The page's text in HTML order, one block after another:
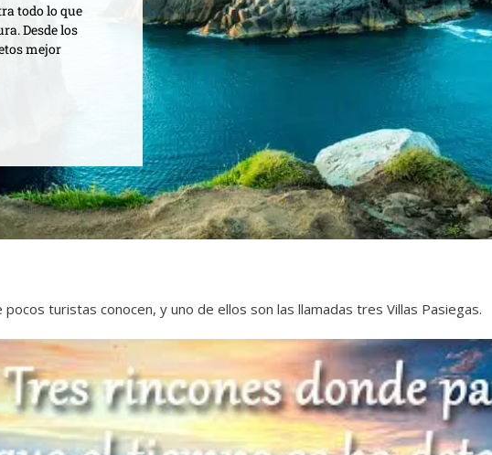
todo lo que
Desde los
mejor
turistas conocen, y uno de ellos son las llamadas tres Villas Pasiegas.